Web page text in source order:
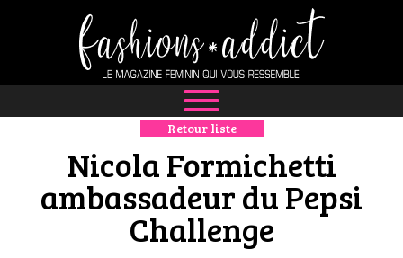
NEWS
MODE
LUXE
Retour liste
Nicola Formichetti
ambassadeur du Pepsi
Challenge